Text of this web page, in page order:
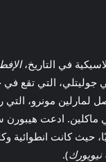
في التاريخ،
جوليتلي، التي تقع
لمارلين مونرو،
ادعت هيبورن
حيث كانت انطوائية
).